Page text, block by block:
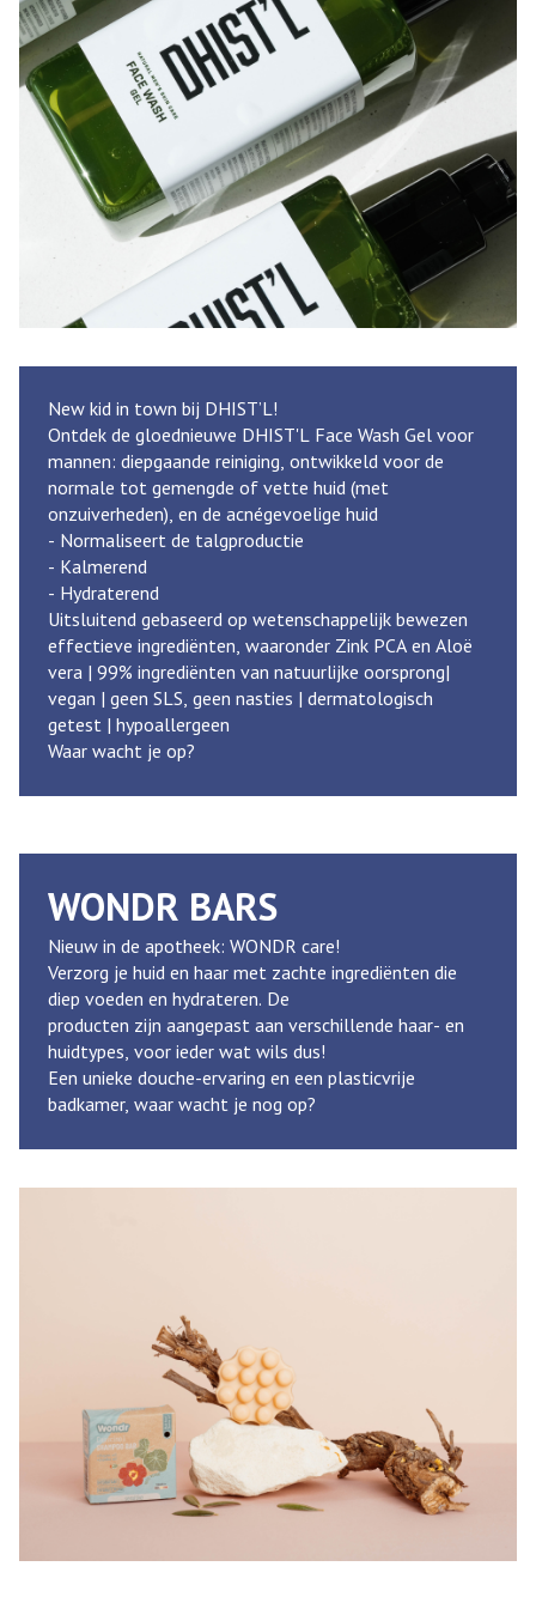
New kid in town bij DHIST’L!
Ontdek de gloednieuwe DHIST'L Face Wash Gel voor
mannen: diepgaande reiniging, ontwikkeld voor de
normale tot gemengde of vette huid (met
onzuiverheden), en de acnégevoelige huid
- Normaliseert de talgproductie
- Kalmerend
- Hydraterend
Uitsluitend gebaseerd op wetenschappelijk bewezen
effectieve ingrediënten, waaronder Zink PCA en Aloë
vera | 99% ingrediënten van natuurlijke oorsprong|
vegan | geen SLS, geen nasties | dermatologisch
getest | hypoallergeen
Waar wacht je op?
WONDR BARS
Nieuw in de apotheek: WONDR care!
Verzorg je huid en haar met zachte ingrediënten die
diep voeden en hydrateren. De
producten zijn aangepast aan verschillende haar- en
huidtypes, voor ieder wat wils dus!
Een unieke douche-ervaring en een plasticvrije
badkamer, waar wacht je nog op?